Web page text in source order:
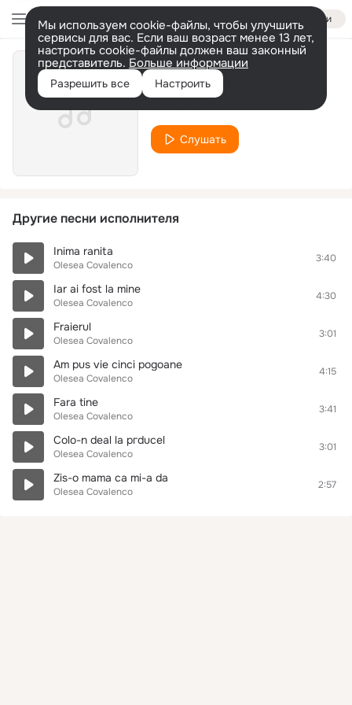
Войти
Мы используем cookie-файлы, чтобы улучшить
сервисы для вас. Если ваш возраст менее 13 лет,
настроить cookie-файлы должен ваш законный
представитель. Больше информации
Разрешить все Настроить
Tanea,Tanea
Слушать
Другие песни исполнителя
Inima ranita
Olesea Covalenco
3:40
Iar ai fost la mine
Olesea Covalenco
4:30
Fraierul
Olesea Covalenco
3:01
Am pus vie cinci pogoane
Olesea Covalenco
4:15
Fara tine
Olesea Covalenco
3:41
Colo-n deal la pгducel
Olesea Covalenco
3:01
Zis-o mama ca mi-a da
Olesea Covalenco
2:57